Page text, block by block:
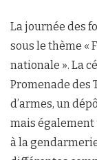
La journée des
sous le thème «
nationale ». La
Promenade des
d’armes, un
mais également
à la